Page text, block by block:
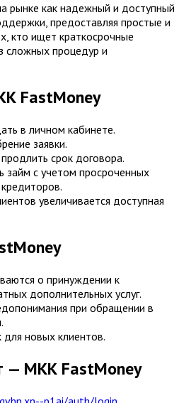
рынке как надежный и доступный
предоставляя простые и
кто ищет краткосрочные
сложных процедур и
FastMoney
в личном кабинете.
заявки.
срок договора.
займ с учетом просроченных
увеличивается доступная
о принуждении к
дополнительных услуг.
при обращении в
для новых клиентов.
— МКК FastMoney